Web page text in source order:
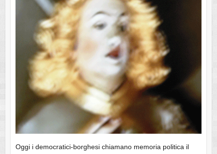
Oggi i democratici-borghesi chiamano memoria politica il